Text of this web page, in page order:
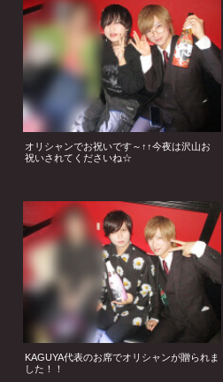
オリシャンでお祝いです～↑↑今夜は沢山お
祝いされてくださいね☆
KAGUYA代表のお席でオリシャンが贈られま
した！！